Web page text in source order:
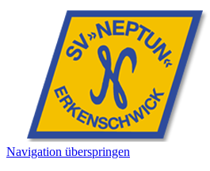
Navigation überspringen